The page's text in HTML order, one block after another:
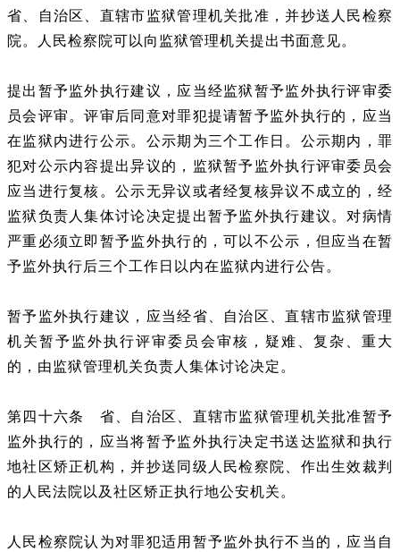
省、自治区、直辖市监狱管理机关批准，并抄送人民检察
院。人民检察院可以向监狱管理机关提出书面意见。
提出暂予监外执行建议，应当经监狱暂予监外执行评审委
员会评审。评审后同意对罪犯提请暂予监外执行的，应当
在监狱内进行公示。公示期为三个工作日。公示期内，罪
犯对公示内容提出异议的，监狱暂予监外执行评审委员会
应当进行复核。公示无异议或者经复核异议不成立的，经
监狱负责人集体讨论决定提出暂予监外执行建议。对病情
严重必须立即暂予监外执行的，可以不公示，但应当在暂
予监外执行后三个工作日以内在监狱内进行公告。
暂予监外执行建议，应当经省、自治区、直辖市监狱管理
机关暂予监外执行评审委员会审核，疑难、复杂、重大
的，由监狱管理机关负责人集体讨论决定。
第四十六条 省、自治区、直辖市监狱管理机关批准暂予
监外执行的，应当将暂予监外执行决定书送达监狱和执行
地社区矫正机构，并抄送同级人民检察院、作出生效裁判
的人民法院以及社区矫正执行地公安机关。
人民检察院认为对罪犯适用暂予监外执行不当的，应当自